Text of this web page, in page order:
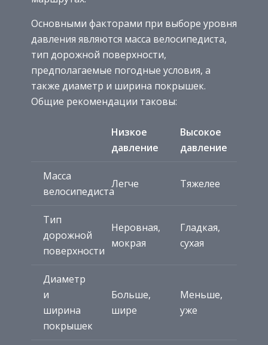
Основными факторами при выборе уровня
давления являются масса велосипедиста,
тип дорожной поверхности,
предполагаемые погодные условия, а
также диаметр и ширина покрышек.
Общие рекомендации таковы:
Низкое
давление
Высокое
давление
Масса
велосипедиста
Легче Тяжелее
Тип
дорожной
поверхности
Неровная,
мокрая
Гладкая,
сухая
Диаметр
и
ширина
покрышек
Больше,
шире
Меньше,
уже